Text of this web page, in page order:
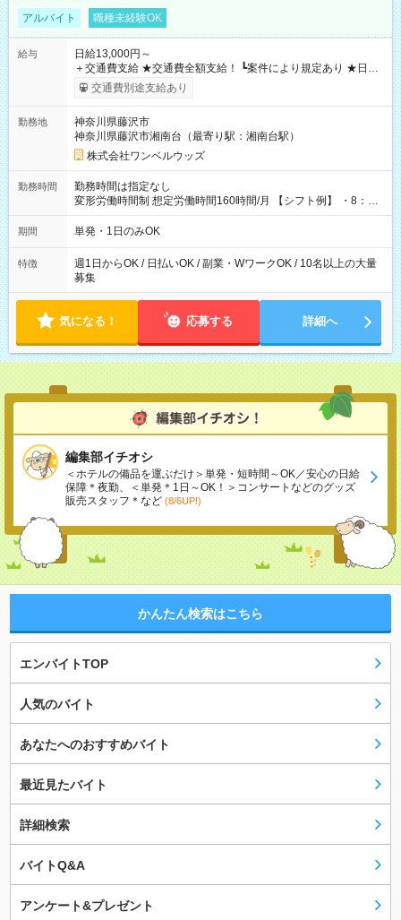
アルバイト 職種未経験OK
給与
日給13,000円～
＋交通費支給 ★交通費全額支給！ ┗案件により規定あり ★日払
いOK！（規定あり） ┗働いたその日に現金GET♪ お仕事後はコ
ンビニATMから 日払い分を引き落とせます！ 【試用期間】試
交通費別途支給あり
勤務地
神奈川県藤沢市
神奈川県藤沢市湘南台（最寄り駅：湘南台駅）
株式会社ワンベルウッズ
勤務時間
勤務時間は指定なし
変形労働時間制 想定労働時間160時間/月 【シフト例】 ・8：00
～21：00
期間 単発・1日のみOK
特徴
週1日からOK / 日払いOK / 副業・WワークOK / 10名以上の大量
募集
気になる！ 応募する 詳細へ
編集部イチオシ
＜ホテルの備品を運ぶだけ＞単発・短時間～OK／安心の日給
保障＊夜勤、＜単発＊1日～OK！＞コンサートなどのグッズ
販売スタッフ＊など (8/6UP!)
かんたん検索はこちら
エンバイトTOP
人気のバイト
あなたへのおすすめバイト
最近見たバイト
詳細検索
バイトQ&A
アンケート&プレゼント